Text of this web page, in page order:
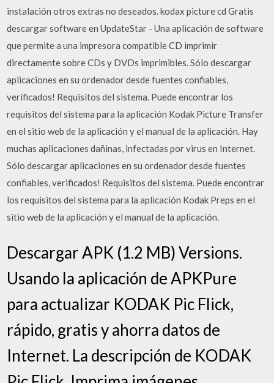
instalación otros extras no deseados. kodax picture cd Gratis
descargar software en UpdateStar - Una aplicación de software
que permite a una impresora compatible CD imprimir
directamente sobre CDs y DVDs imprimibles. Sólo descargar
aplicaciones en su ordenador desde fuentes confiables,
verificados! Requisitos del sistema. Puede encontrar los
requisitos del sistema para la aplicación Kodak Picture Transfer
en el sitio web de la aplicación y el manual de la aplicación. Hay
muchas aplicaciones dañinas, infectadas por virus en Internet.
Sólo descargar aplicaciones en su ordenador desde fuentes
confiables, verificados! Requisitos del sistema. Puede encontrar
los requisitos del sistema para la aplicación Kodak Preps en el
sitio web de la aplicación y el manual de la aplicación.
Descargar APK (1.2 MB) Versions.
Usando la aplicación de APKPure
para actualizar KODAK Pic Flick,
rápido, gratis y ahorra datos de
Internet. La descripción de KODAK